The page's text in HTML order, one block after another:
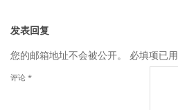
发表回复
您的邮箱地址不会被公开。
必填项已用
评论 *